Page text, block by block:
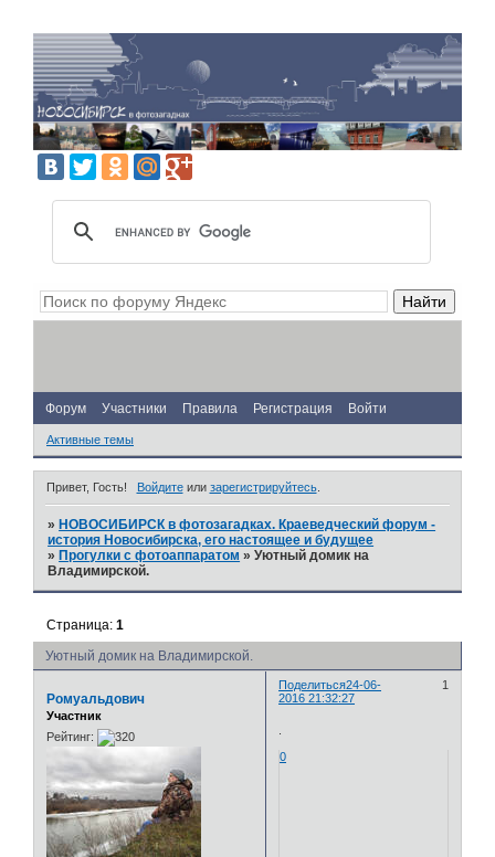
Форум Участники Правила Регистрация Войти
Активные темы
Привет, Гость! Войдитеили зарегистрируйтесь.
» НОВОСИБИРСК в фотозагадках. Краеведческий форум -
история Новосибирска, его настоящее и будущее
» Прогулки с фотоаппаратом »Уютный домик на
Владимирской.
Уютный домик на Владимирской.
Страница:1
Поделиться 1
24-06-
2016 21:32:27
Ромуальдович
Участник
Рейтинг:
0